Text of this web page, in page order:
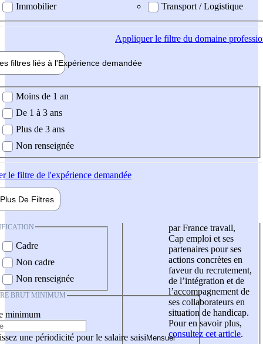
Immobilier
Transport / Logistique
Appliquerle filtre du domaine
filtres liés à l'Expérience demandée
demandée
Moins de 1 an
De 1 à 3 ans
Plus de 3 ans
Non renseignée
le filtre de l'expérience demandée
Plus De Filtres
Cadre
Non cadre
Non renseignée
BRUT MINIMUM
minimum
une périodicité pour le salaire saisi
par France travail,
Cap emploi et ses
partenaires pour ses
actions concrètes en
faveur du recrutement,
de l’intégration et de
l’accompagnement de
ses collaborateurs en
situation de handicap.
Pour en savoir plus,
consultez cet article.